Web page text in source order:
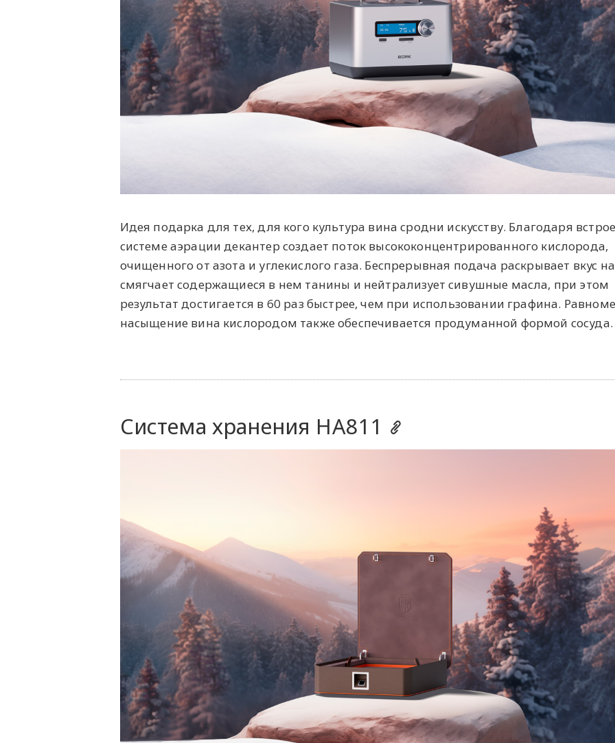
Идея подарка для тех, для кого культура вина сродни искусству. Благодаря
системе аэрации декантер создает поток высококонцентрированного кислорода,
очищенного от азота и углекислого газа. Беспрерывная подача раскрывает вкус
смягчает содержащиеся в нем танины и нейтрализует сивушные масла, при этом
результат достигается в 60 раз быстрее, чем при использовании графина.
насыщение вина кислородом также обеспечивается продуманной формой сосуда.
Система хранения HA811